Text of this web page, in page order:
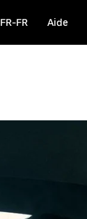
FR-FR Aide